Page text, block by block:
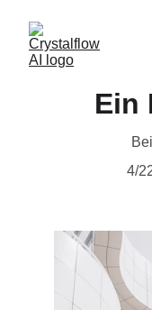
Ein
4/